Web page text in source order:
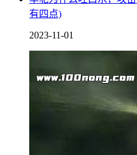
有四点)
2023-11-01